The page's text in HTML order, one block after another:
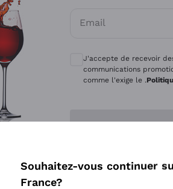
Mascarello Bartolo
Rinaldi Giuseppe
Tenuta San Leonardo
Email
Consentements
J'accepte de recevoir
communications
comme l'exige le .
plus d'informations, veuillez lire notre
Souhaitez-vous continuer
France?